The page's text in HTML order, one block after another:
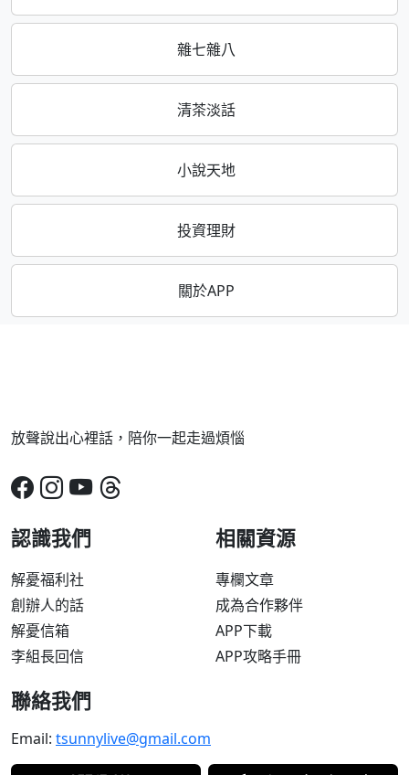
雜七雜八
清茶淡話
小說天地
投資理財
關於APP
放聲說出心裡話，陪你一起走過煩惱
認識我們
解憂福利社
創辦人的話
解憂信箱
李組長回信
相關資源
專欄文章
成為合作夥伴
APP下載
APP攻略手冊
聯絡我們
Email: tsunnylive@gmail.com